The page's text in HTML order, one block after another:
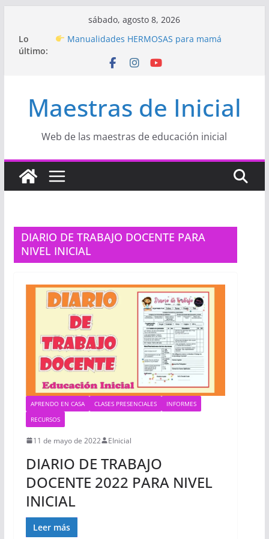
contenido
sábado, agosto 8, 2026
Lo
último:
Hermosos dibujos para MAMÁ: colorea con
Manualidades HERMOSAS para mamá
Semana de la Educación Inicial 2026”
Proyecto
“Celebramos con Alegría la Semana
Proyecto de Aprendizaje
Un regalo para
Maestras de Inicial
Web de las maestras de educación inicial
DIARIO DE TRABAJO DOCENTE PARA
NIVEL INICIAL
APRENDO EN CASA CLASES PRESENCIALES
INFORMES
RECURSOS
11 de mayo de 2022 EInicial
DIARIO DE TRABAJO
DOCENTE 2022 PARA NIVEL
INICIAL
Leer más